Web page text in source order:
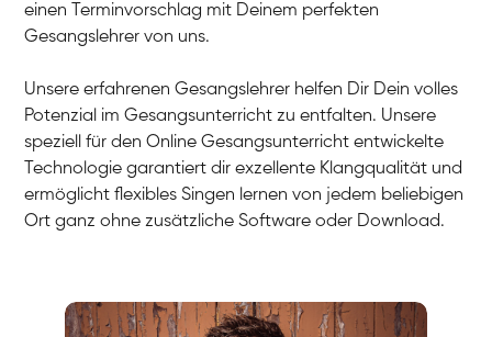
einen Terminvorschlag mit Deinem perfekten
Gesangslehrer von uns.
Unsere erfahrenen Gesangslehrer helfen Dir Dein volles
Potenzial im Gesangsunterricht zu entfalten. Unsere
speziell für den Online Gesangsunterricht entwickelte
Technologie garantiert dir exzellente Klangqualität und
ermöglicht flexibles Singen lernen von jedem beliebigen
Ort ganz ohne zusätzliche Software oder Download.
Stefan
Gesang / Vocal